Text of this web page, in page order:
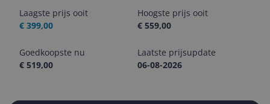
Laagste prijs ooit
€ 399,00
Hoogste prijs ooit
€ 559,00
Goedkoopste nu
€ 519,00
Laatste prijsupdate
06-08-2026